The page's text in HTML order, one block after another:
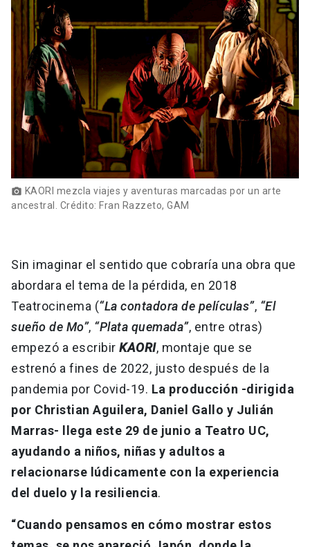
Alumni
Padres y familia
Vecinos launch
Correo UC
Mi Portal UC launch
Medios Biblioteca launch
Donaciones launch
photo_camera KAORI mezcla viajes y aventuras marcadas por un arte
ancestral. Crédito: Fran Razzeto, GAM
Sin imaginar el sentido que cobraría una obra que
abordara el tema de la pérdida, en 2018
Teatrocinema (“La contadora de películas”, “El
sueño de Mo”, “Plata quemada”, entre otras)
empezó a escribir KAORI, montaje que se
estrenó a fines de 2022, justo después de la
pandemia por Covid-19. La producción -dirigida
por Christian Aguilera, Daniel Gallo y Julián
Marras- llega este 29 de junio a Teatro UC,
ayudando a niños, niñas y adultos a
relacionarse lúdicamente con la experiencia
del duelo y la resiliencia.
“Cuando pensamos en cómo mostrar estos